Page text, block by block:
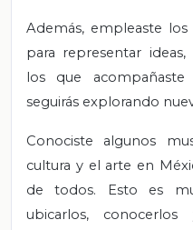
Además, empleaste
para representar
los que
seguirás explorando
Conociste algunos
cultura y el arte en
de todos. Esto es
ubicarlos,